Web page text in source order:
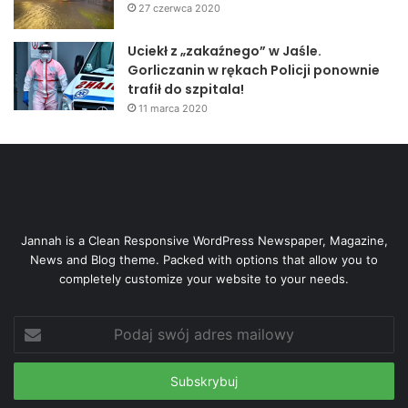
27 czerwca 2020
Uciekł z „zakaźnego” w Jaśle.
Gorliczanin w rękach Policji ponownie
trafił do szpitala!
11 marca 2020
Jannah is a Clean Responsive WordPress Newspaper, Magazine,
News and Blog theme. Packed with options that allow you to
completely customize your website to your needs.
Podaj
swój
adres